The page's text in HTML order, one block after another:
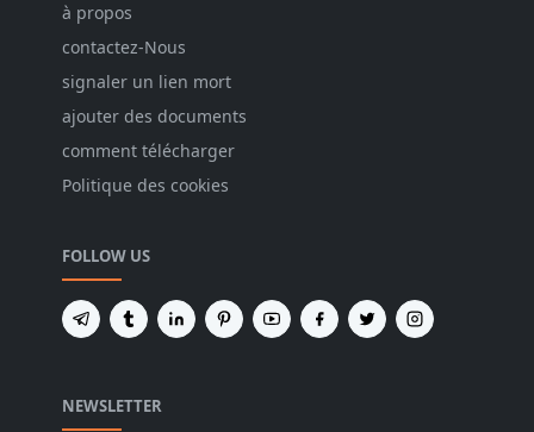
à propos
contactez-Nous
signaler un lien mort
ajouter des documents
comment télécharger
Politique des cookies
FOLLOW US
NEWSLETTER